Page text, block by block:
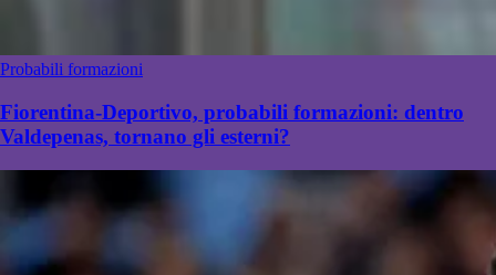
Probabili formazioni
Fiorentina-Deportivo, probabili formazioni: dentro
Valdepenas, tornano gli esterni?